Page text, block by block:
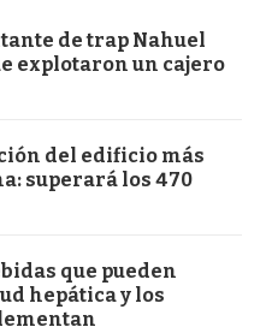
de trap Nahuel
explotaron un cajero
del edificio más
superará los 470
que pueden
hepática y los